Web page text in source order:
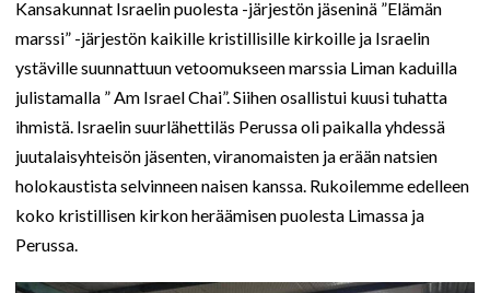
Kansakunnat Israelin puolesta -järjestön jäseninä ”Elämän
marssi” -järjestön kaikille kristillisille kirkoille ja Israelin
ystäville suunnattuun vetoomukseen marssia Liman kaduilla
julistamalla ” Am Israel Chai”. Siihen osallistui kuusi tuhatta
ihmistä. Israelin suurlähettiläs Perussa oli paikalla yhdessä
juutalaisyhteisön jäsenten, viranomaisten ja erään natsien
holokaustista selvinneen naisen kanssa. Rukoilemme edelleen
koko kristillisen kirkon heräämisen puolesta Limassa ja
Perussa.